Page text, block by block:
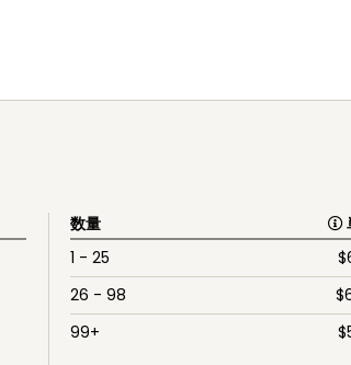
数量
1 - 25
$
26 - 98
$
99+
$